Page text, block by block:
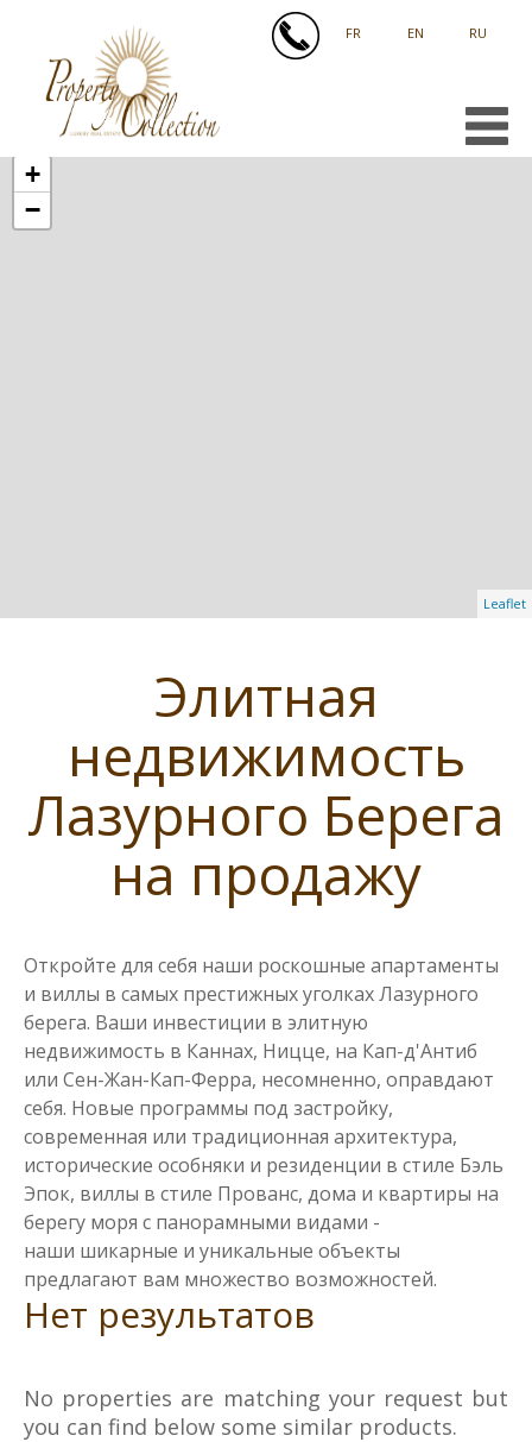
FRANÇAIS ENGLISH РУССКИЙ
+
−
Leaflet
Элитная
недвижимость
Лазурного Берега
на продажу
Откройте для себя наши роскошные апартаменты
и виллы в самых престижных уголках Лазурного
берега. Ваши инвестиции в элитную
недвижимость в Каннах, Ницце, на Кап-д'Антиб
или Сен-Жан-Кап-Ферра, несомненно, оправдают
себя. Новые программы под застройку,
современная или традиционная архитектура,
исторические особняки и резиденции в стиле Бэль
Эпок, виллы в стиле Прованс, дома и квартиры на
берегу моря с панорамными видами -
наши шикарные и уникальные объекты
предлагают вам множество возможностей.
Нет результатов
No properties are matching your request but
you can find below some similar products.